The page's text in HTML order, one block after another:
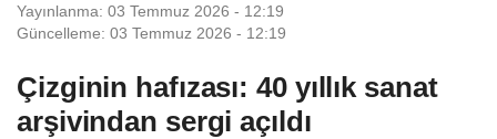
Yayınlanma: 03 Temmuz 2026 - 12:19
Güncelleme: 03 Temmuz 2026 - 12:19
Çizginin hafızası: 40 yıllık sanat
arşivindan sergi açıldı